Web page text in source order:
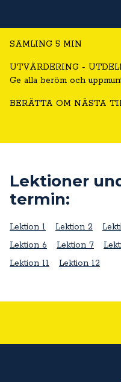
SAMLING 5 MIN
UTVÄRDERING -
Ge alla beröm och
BERÄTTA OM NÄSTA
Lektioner
termin:
Lektion 1 Lektion 2
Lektion 6
Lektion 7
Lektion 11
Lektion 12